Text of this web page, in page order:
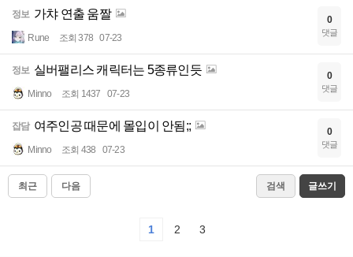
정보 가챠 연출 움짤
Rune 조회 378 07-23
0
댓글
정보 실버팰리스 캐릭터는 5종류인듯
Minno 조회 1437 07-23
0
댓글
잡담 여주인공 때문에 몰입이 안됨;;
Minno 조회 438 07-23
0
댓글
최근 다음 검색 글쓰기
1 2 3